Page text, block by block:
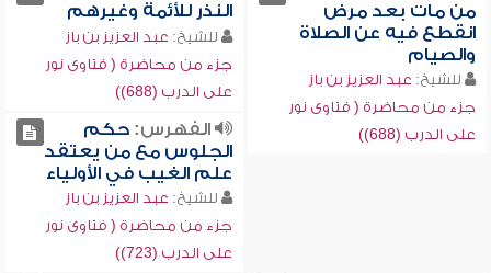
من مات بعد مرض
انقطع فيه عن الصلاة
والصيام
للشيخ: عبد العزيز بن باز
جزء من محاضرة ( فتاوى نور
على الدرب (688))
النذر للأئمة وغيرهم
للشيخ: عبد العزيز بن باز
جزء من محاضرة ( فتاوى نور
على الدرب (688))
الفهرس:حكم
الجلوس مع من يعتقد
علم الغيب في الأولياء
للشيخ: عبد العزيز بن باز
جزء من محاضرة ( فتاوى نور
على الدرب (723))